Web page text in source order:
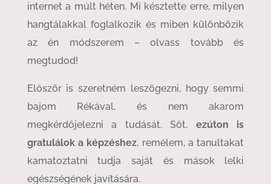
internet a múlt héten. Mi késztette erre, milyen
hangtálakkal foglalkozik és miben különbözik
az én módszerem – olvass tovább és
megtudod!
Először is szeretném leszögezni, hogy semmi
bajom Rékával, és nem akarom
megkérdőjelezni a tudását. Sőt, ezúton is
gratulálok a képzéshez, remélem, a tanultakat
kamatoztatni tudja saját és mások lelki
egészségének javítására.